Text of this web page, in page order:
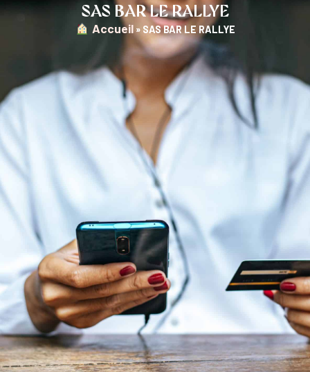
SAS BAR LE RALLYE
︎ Accueil » SAS BAR LE RALLYE